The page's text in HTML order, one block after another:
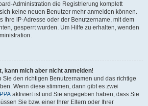
Administration die Registrierung komplett
keine neuen Benutzer mehr anmelden können.
Ihre IP-Adresse oder der Benutzername, mit dem
gesperrt wurden. Um Hilfe zu erhalten, wenden
kann mich aber nicht anmelden!
Sie den richtigen Benutzernamen und das richtige
Wenn diese stimmen, dann gibt es zwei
aktiviert ist und Sie angegeben haben, dass Sie
Sie bzw. einer Ihrer Eltern oder Ihrer